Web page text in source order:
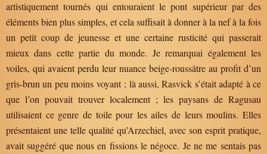
artistiquement tournés qui entouraient le pont supérieur par des
éléments bien plus simples, et cela suffisait à donner à la nef à la fois
un petit coup de jeunesse et une certaine rusticité qui passerait
mieux dans cette partie du monde. Je remarquai également les
voiles, qui avaient perdu leur nuance beige-roussâtre au profit d’un
gris-brun un peu moins voyant ; là aussi, Rasvick s’était adapté à ce
que l’on pouvait trouver localement ; les paysans de Ragusau
utilisaient ce genre de toile pour les ailes de leurs moulins. Elles
présentaient une telle qualité qu’Arzechiel, avec son esprit pratique,
avait suggéré que nous en fissions le négoce. Je ne me sentais pas